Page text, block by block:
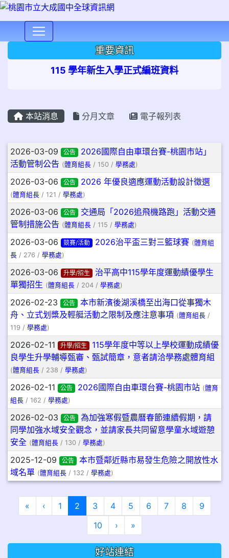
重要資訊
115 學年新生入學正式編班資料
本站消息 分月文章 電子報列表
文章列表
2026-03-09 公告
2026國際自由車環台賽-桃園市站」
活動管制公告 (體育組長 / 150 / 學務處)
2026-03-06 公告 2026 年優良適應運動活動設計徵選
(體育組長 / 121 / 學務處)
2026-03-06 公告
交通局「2026追飛機路跑」活動交通
管制措施公告 (體育組長 / 115 / 學務處)
2026-03-06 競賽/活動 2026治平盃三對三籃球賽 (體育組
長 / 276 / 學務處)
2026-03-06 升學/招生
治平高中115學年度運動績優學生
單獨招生 (體育組長 / 204 / 學務處)
2026-02-23 公告
本市新濱後湖溪橋至出海口從事獨木
舟、立式划槳及輕艇活動之限制及應注意事項 (體育組長 /
119 / 學務處)
2026-02-11 升學/招生
115學年度中等以上學校運動成績優
良學生升學輔導甄審、甄試簡章，意者請洽學務處體育組
(體育組長 / 238 / 學務處)
2026-02-11 公告 2026國際自由車環台賽-桃園市站 (體育
組長 / 162 / 學務處)
2026-02-03 公告
為加強寒假暨農曆春節連續假期，請
同學加強水域安全觀念，並請家長共同留意學童水域遊憩
安全 (體育組長 / 130 / 學務處)
2025-12-09 公告
本市暨鄰近縣市易發生危險之開放性水
域名單 (體育組長 / 132 / 學務處)
« 第一頁
‹上一頁
1 2(目前頁次)
3 4 5 6 7 8
9
10
›下一頁
»最後頁
好站連結